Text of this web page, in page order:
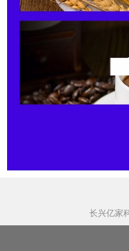
长兴亿家